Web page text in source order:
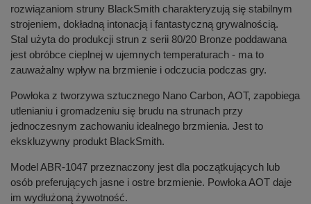
rozwiązaniom struny BlackSmith charakteryzują się stabilnym
strojeniem, dokładną intonacją i fantastyczną grywalnością.
Stal użyta do produkcji strun z serii 80/20 Bronze poddawana
jest obróbce cieplnej w ujemnych temperaturach - ma to
zauważalny wpływ na brzmienie i odczucia podczas gry.
Powłoka z tworzywa sztucznego Nano Carbon, AOT, zapobiega
utlenianiu i gromadzeniu się brudu na strunach przy
jednoczesnym zachowaniu idealnego brzmienia. Jest to
ekskluzywny produkt BlackSmith.
Model ABR-1047 przeznaczony jest dla początkujących lub
osób preferujących jasne i ostre brzmienie. Powłoka AOT daje
im wydłużoną żywotność.